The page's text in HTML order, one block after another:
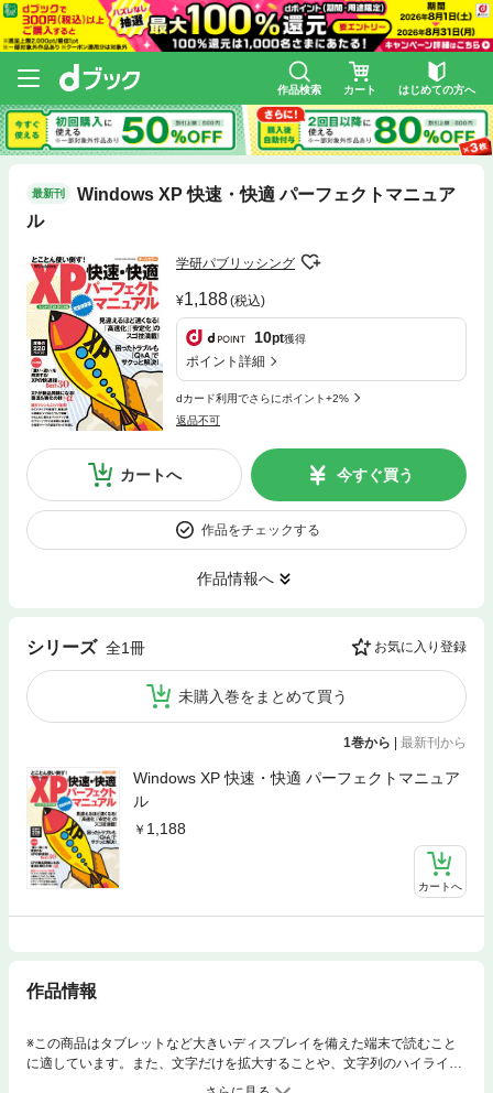
作品検索 カート はじめての方へ
最新刊
Windows XP 快速・快適 パーフェクトマニュア
ル
学研パブリッシング
1,188(税込)
10pt獲得
ポイント詳細
dカード利用でさらにポイント+2%
返品不可
カートへ 今すぐ買う
作品をチェックする
作品情報へ
シリーズ 全1冊 お気に入り登録
未購入巻をまとめて買う
1巻から 最新刊から
Windows XP 快速・快適 パーフェクトマニュア
ル
1,188
カートへ
作品情報
※この商品はタブレットなど大きいディスプレイを備えた端末で読むこと
に適しています。また、文字だけを拡大することや、文字列のハイライ
ト、検索、辞書の参照、引用などの機能が使用できません。重くて、遅く